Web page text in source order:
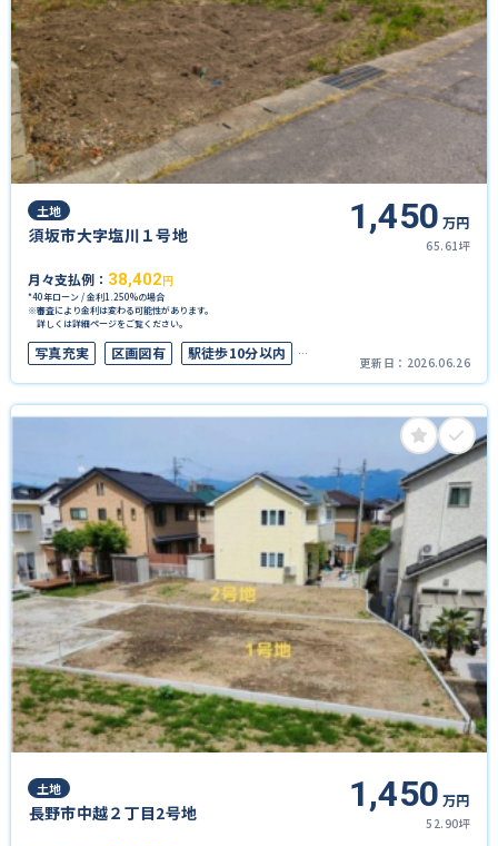
土地
須坂市大字塩川１号地 1,450 万円
65.61坪
月々支払例： 38,402 円
*40年ローン / 金利1.250%の場合
※審査により金利は変わる可能性があります。
詳しくは詳細ページをご覧ください。
写真充実 区画図有
駅徒歩10分以内
50坪以上
上下水道完備
更新日： 2026.06.26
土地
長野市中越２丁目2号地 1,450 万円
52.90坪